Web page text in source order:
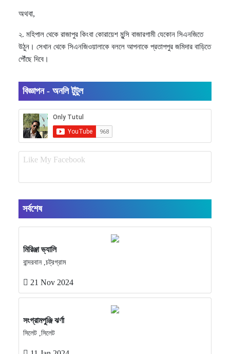
অথবা,
২. মহিপাল থেকে রাজাপুর কিংবা কোরায়েশ মুন্সি বাজারগামী যেকোন সিএনজিতে
উঠুন। সেখান থেকে সিএনজিওয়ালাকে বললে আপনাকে প্রতাপপুর জমিদার বাড়িতে
পৌঁছে দিবে।
বিজ্ঞাপন - অনলি টুটুল
Like My Facebook
সর্বশেষ
মিরিঞ্জা ভ্যালি
বান্দরবান ,চট্রগ্রাম
21 Nov 2024
সংগ্রামপুঞ্জি ঝর্ণা
সিলেট ,সিলেট